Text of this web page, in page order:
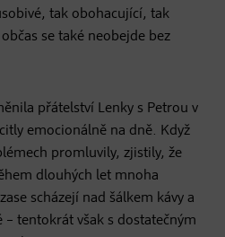
tak obohacující, tak
se také neobejde bez
přátelství Lenky s Petrou v
emocionálně na dně. Když
promluvily, zjistily, že
dlouhých let mnoha
scházejí nad šálkem kávy a
tentokrát však s dostatečným